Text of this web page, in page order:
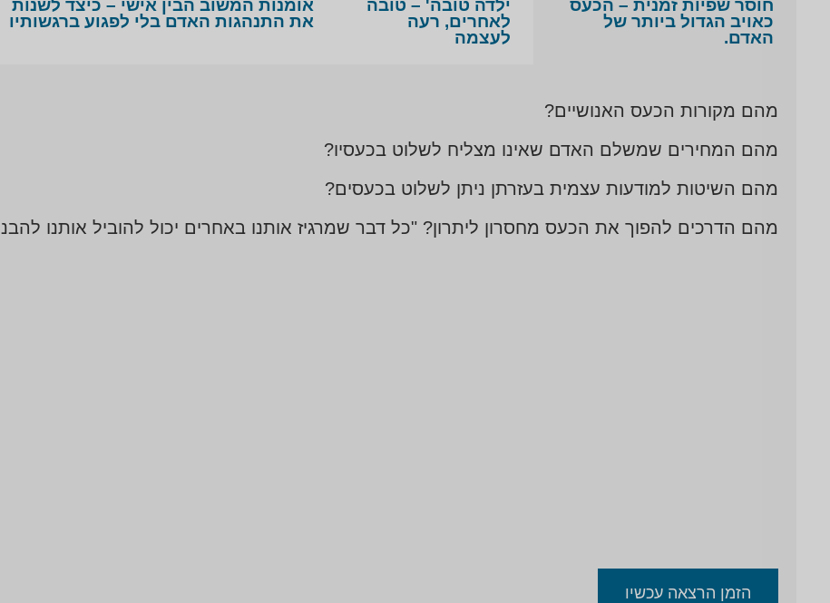
חוסר שפיות זמנית – הכעס
כאויב הגדול ביותר של
האדם.
ילדה טובה' – טובה
לאחרים, רעה
לעצמה
אומנות המשוב הבין אישי – כיצד לשנות
את התנהגות האדם בלי לפגוע ברגשותיו
מהם מקורות הכעס האנושיים?
מהם המחירים שמשלם האדם שאינו מצליח לשלוט בכעסיו?
מהם השיטות למודעות עצמית בעזרתן ניתן לשלוט בכעסים?
מהם הדרכים להפוך את הכעס מחסרון ליתרון? "כל דבר שמרגיז אותנו באחרים יכול להוביל אותנו
הזמן הרצאה עכשיו